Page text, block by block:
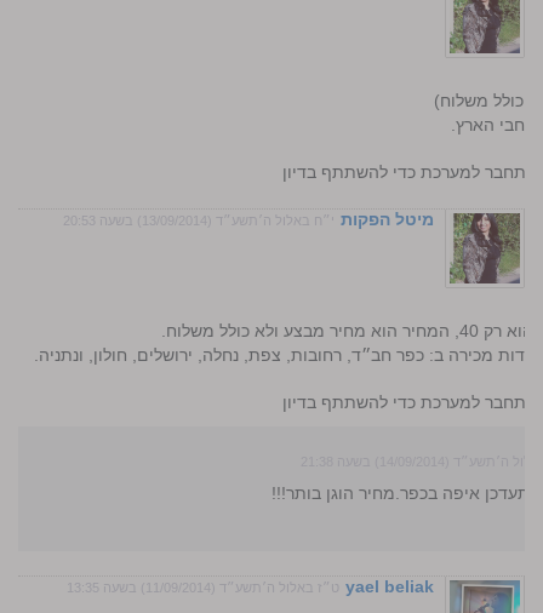
רחבי הארץ.
התחבר למערכת כדי להשתתף בדיון
מיטל הפקות י״ח באלול ה׳תשע״ד (13/09/2014) בשעה 20:53
כולל משלוח.
מכירה ב: כפר חב״ד, רחובות, צפת, נחלה, ירושלים, חולון, ונתניה.
התחבר למערכת כדי להשתתף בדיון
איפה בכפר.מחיר הוגן בותר!!!
yael beliak ט״ז באלול ה׳תשע״ד (11/09/2014) בשעה 13:35